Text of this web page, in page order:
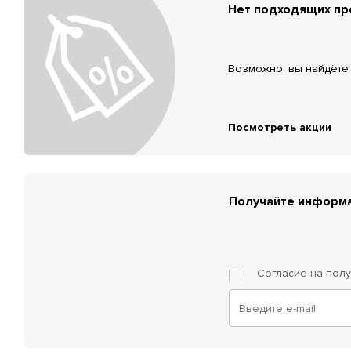
Нет подходящих
Возможно, вы найдёте
Посмотреть акции
Получайте
Согласие на